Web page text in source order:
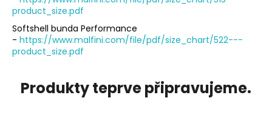
product_size.pdf
Softshell bunda Performance
- https://www.malfini.com/file/pdf/size_chart/522---
product_size.pdf
Produkty teprve připravujeme.
e
n
a
j